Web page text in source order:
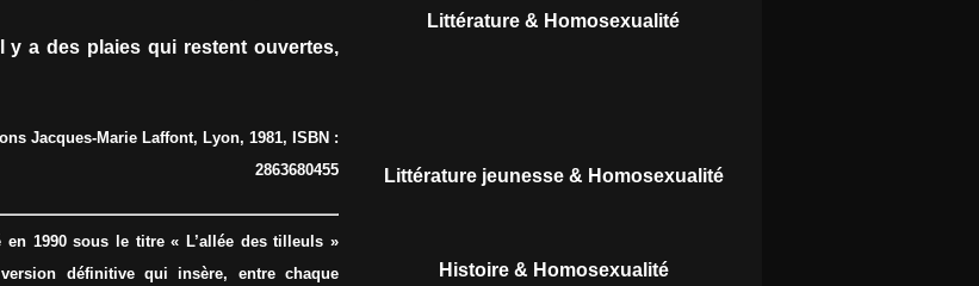
y a des plaies qui restent ouvertes,
Jacques-Marie Laffont, Lyon, 1981, ISBN :
2863680455
1990 sous le titre « L’allée des tilleuls »
définitive qui insère, entre chaque
Littérature & Homosexualité
Littérature jeunesse & Homosexualité
Histoire & Homosexualité